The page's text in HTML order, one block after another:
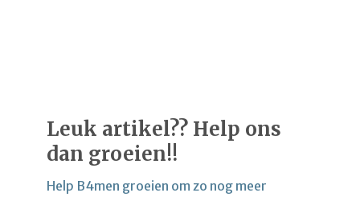
Leuk artikel?? Help ons
dan groeien!!
Help B4men groeien om zo nog meer